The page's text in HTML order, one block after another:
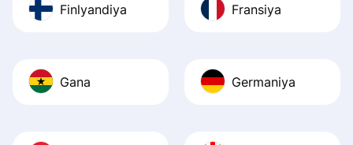
Finlyandiya Fransiya
Gana Germaniya